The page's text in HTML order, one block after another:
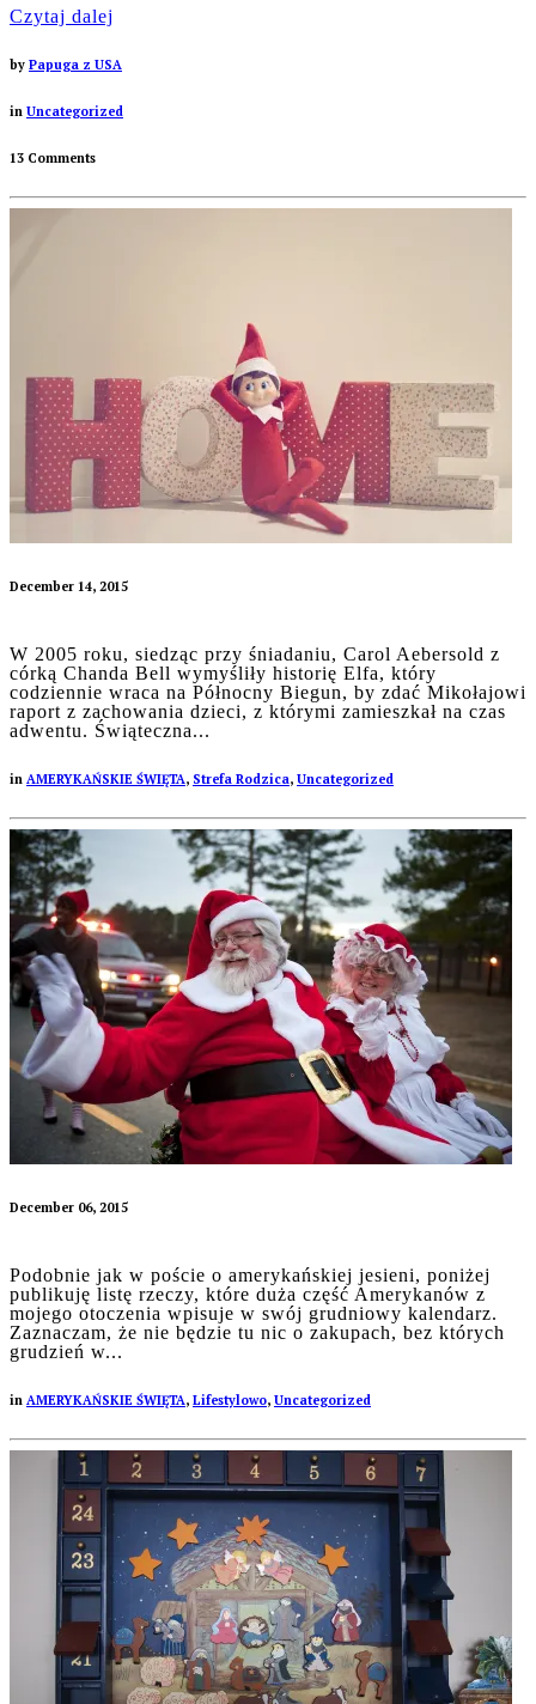
Czytaj dalej
by Papuga z USA
in Uncategorized
13 Comments
December 14, 2015
W 2005 roku, siedząc przy śniadaniu, Carol Aebersold z
córką Chanda Bell wymyśliły historię Elfa, który
codziennie wraca na Północny Biegun, by zdać Mikołajowi
raport z zachowania dzieci, z którymi zamieszkał na czas
adwentu. Świąteczna...
in AMERYKAŃSKIE ŚWIĘTA, Strefa Rodzica, Uncategorized
December 06, 2015
Podobnie jak w poście o amerykańskiej jesieni, poniżej
publikuję listę rzeczy, które duża część Amerykanów z
mojego otoczenia wpisuje w swój grudniowy kalendarz.
Zaznaczam, że nie będzie tu nic o zakupach, bez których
grudzień w...
in AMERYKAŃSKIE ŚWIĘTA, Lifestylowo, Uncategorized